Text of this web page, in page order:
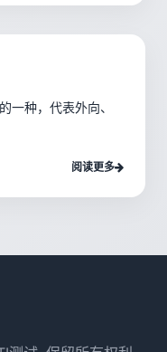
一种，代表外向、
阅读更多